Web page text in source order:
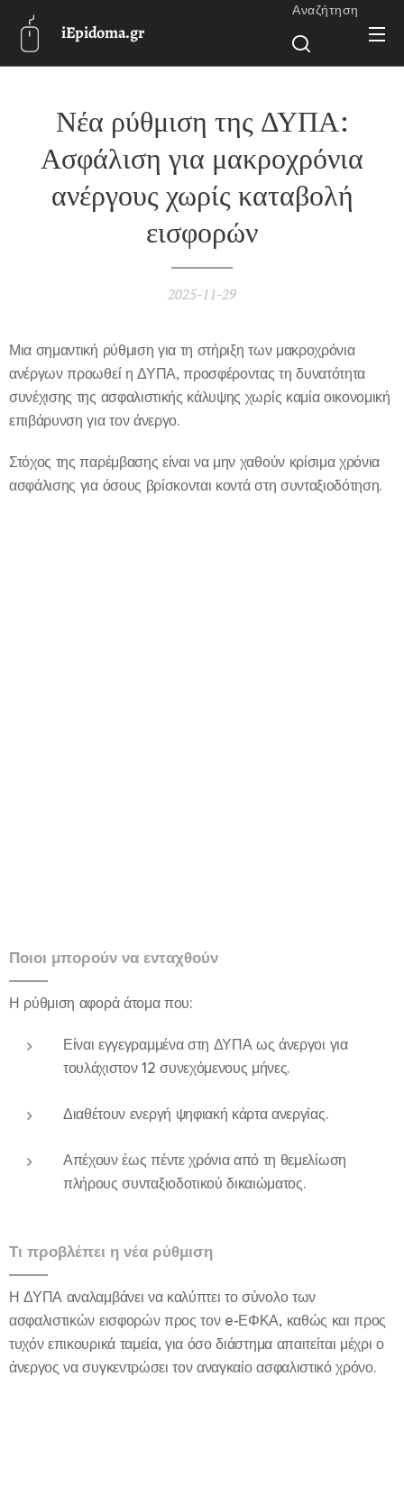
iEpidoma.gr
Αναζήτηση
Νέα ρύθμιση της ΔΥΠΑ:
Ασφάλιση για μακροχρόνια
ανέργους χωρίς καταβολή
εισφορών
2025-11-29
Μια σημαντική ρύθμιση για τη στήριξη των μακροχρόνια
ανέργων προωθεί η ΔΥΠΑ, προσφέροντας τη δυνατότητα
συνέχισης της ασφαλιστικής κάλυψης χωρίς καμία οικονομική
επιβάρυνση για τον άνεργο.
Στόχος της παρέμβασης είναι να μην χαθούν κρίσιμα χρόνια
ασφάλισης για όσους βρίσκονται κοντά στη συνταξιοδότηση.
Ποιοι μπορούν να ενταχθούν
Η ρύθμιση αφορά άτομα που:
Είναι εγγεγραμμένα στη ΔΥΠΑ ως άνεργοι για
τουλάχιστον 12 συνεχόμενους μήνες.
Διαθέτουν ενεργή ψηφιακή κάρτα ανεργίας.
Απέχουν έως πέντε χρόνια από τη θεμελίωση
πλήρους συνταξιοδοτικού δικαιώματος.
Τι προβλέπει η νέα ρύθμιση
Η ΔΥΠΑ αναλαμβάνει να καλύπτει το σύνολο των
ασφαλιστικών εισφορών προς τον e-ΕΦΚΑ, καθώς και προς
τυχόν επικουρικά ταμεία, για όσο διάστημα απαιτείται μέχρι ο
άνεργος να συγκεντρώσει τον αναγκαίο ασφαλιστικό χρόνο.